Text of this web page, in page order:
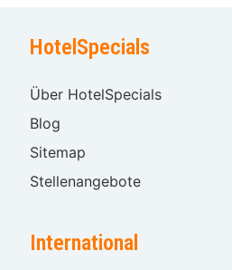
HotelSpecials
Über HotelSpecials
Blog
Sitemap
Stellenangebote
International